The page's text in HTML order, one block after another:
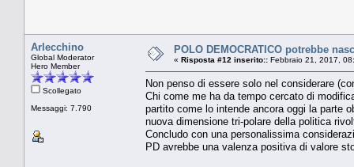
Arlecchino
Global Moderator
Hero Member
Scollegato
Messaggi: 7.790
POLO DEMOCRATICO potrebbe
« Risposta #12 inserito:: Febbraio 21, 2017,
Non penso di essere solo nel considerare
Chi come me ha da tempo cercato di
partito come lo intende ancora oggi la parte
nuova dimensione tri-polare della politica
Concludo con una personalissima
PD avrebbe una valenza positiva di valore